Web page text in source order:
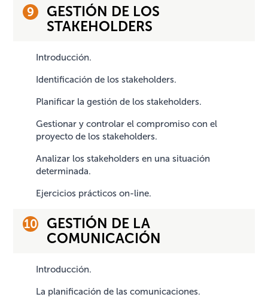
GESTIÓN DE LOS
STAKEHOLDERS
Introducción.
Identificación de los stakeholders.
Planificar la gestión de los stakeholders.
Gestionar y controlar el compromiso con el
proyecto de los stakeholders.
Analizar los stakeholders en una situación
determinada.
Ejercicios prácticos on-line.
GESTIÓN DE LA
COMUNICACIÓN
Introducción.
La planificación de las comunicaciones.